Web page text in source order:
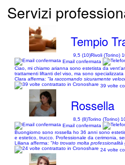
Servizi
Tempio
9,5 (10)Rivoli (Torino)
Email confermata
Ciao, mi chiamo arianna sono estetista da
trattamenti liftanti del viso, ma sono
Clara afferma: "la raccomando sicuramente
39 volte
Rossella
8,5 (8)Torino (Torino)
Email confermata
Buongiorno sono rossella ho 36 anni sono
e estetico, trucco. Professionale da cerimonia,
Liliana afferma: "Ho trovato molta
24 volte